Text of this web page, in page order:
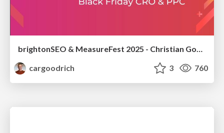
brightonSEO & MeasureFest 2025 - Christian Goodrich - Winning strategies for Black Friday CRO & PPC
cargoodrich
3 760